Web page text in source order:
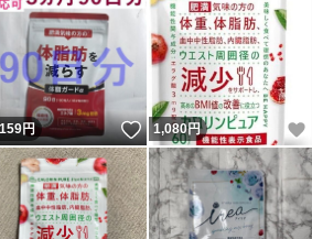
ね！
円 いいね！
1,080円